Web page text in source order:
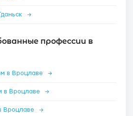
→
профессии в
в Вроцлаве →
в Вроцлаве →
Вроцлаве →